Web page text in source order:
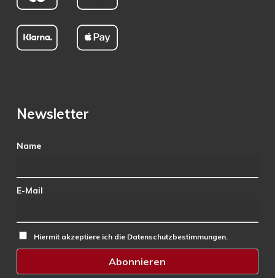
Newsletter
Name
E-Mail
Hiermit akzeptiere ich die Datenschutzbestimmungen.